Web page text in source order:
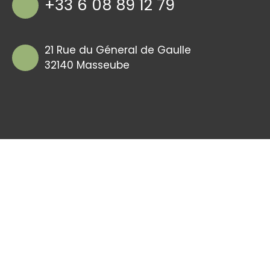
+33 6 08 89 12 79
21 Rue du Géneral de Gaulle
32140 Masseube